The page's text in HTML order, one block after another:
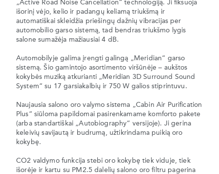
„Active Road Noise Cancellation“ technologiją. Ji fiksuoja
išorinį vėjo, kelio ir padangų keliamą triukšmą ir
automatiškai skleidžia priešingų dažnių vibracijas per
automobilio garso sistemą, tad bendras triukšmo lygis
salone sumažėja mažiausiai 4 dB.
Automobilyje galima įrengti galingą „Meridian“ garso
sistemą. Šio gamintojo asortimento viršūnėje – aukštos
kokybės muziką atkurianti „Meridian 3D Surround Sound
System“ su 17 garsiakalbių ir 750 W galios stiprintuvu.
Naujausia salono oro valymo sistema „Cabin Air Purification
Plus“ siūloma papildomai pasirenkamame komforto pakete
(arba standartiškai „Autobiography“ versijoje). Ji gerina
keleivių savijautą ir budrumą, užtikrindama puikią oro
kokybę.
CO2 valdymo funkcija stebi oro kokybę tiek viduje, tiek
išorėje ir kartu su PM2.5 dalelių salono oro filtru pagerina